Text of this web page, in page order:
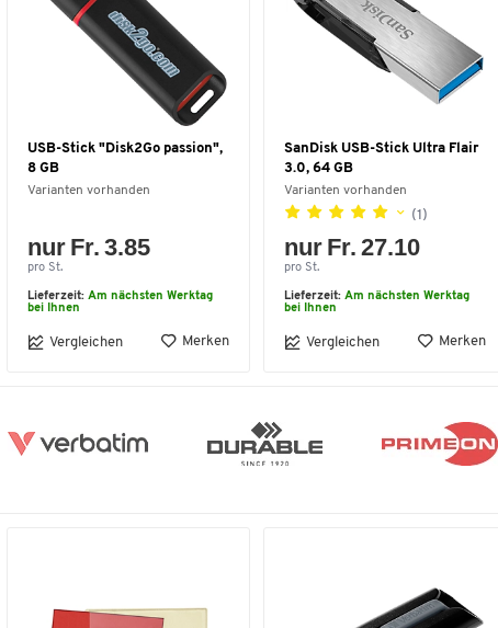
USB-Stick "Disk2Go passion",
8 GB
Varianten vorhanden
nur Fr. 3.85
pro St.
Lieferzeit: Am nächsten Werktag
bei Ihnen
Vergleichen Merken
SanDisk USB-Stick Ultra Flair
3.0, 64 GB
Varianten vorhanden
(1)
nur Fr. 27.10
pro St.
Lieferzeit: Am nächsten Werktag
bei Ihnen
Vergleichen Merken